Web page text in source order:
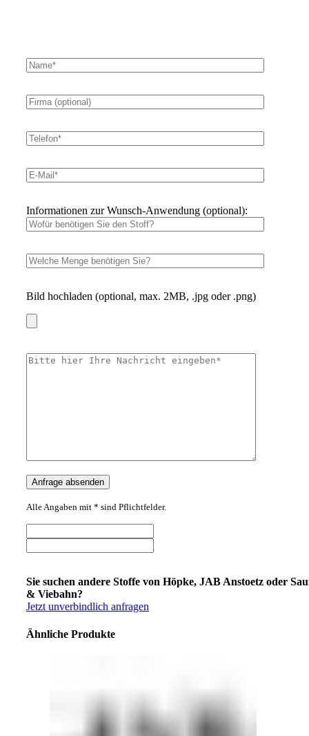
Informationen zur Wunsch-Anwendung (optional):
Bild hochladen (optional, max. 2MB, .jpg oder .png)
Alle Angaben mit * sind Pflichtfelder.
Sie suchen andere Stoffe von Höpke, JAB Anstoetz oder
& Viebahn?
Jetzt unverbindlich anfragen
Ähnliche Produkte